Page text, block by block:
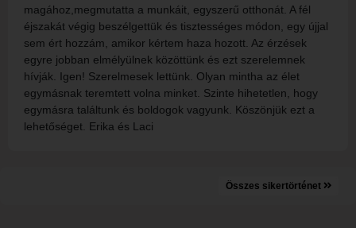
magához,megmutatta a munkáit, egyszerű otthonát. A fél
éjszakát végig beszélgettük és tisztességes módon, egy újjal
sem ért hozzám, amikor kértem haza hozott. Az érzések
egyre jobban elmélyülnek közöttünk és ezt szerelemnek
hívják. Igen! Szerelmesek lettünk. Olyan mintha az élet
egymásnak teremtett volna minket. Szinte hihetetlen, hogy
egymásra találtunk és boldogok vagyunk. Köszönjük ezt a
lehetőséget. Erika és Laci
Összes sikertörténet